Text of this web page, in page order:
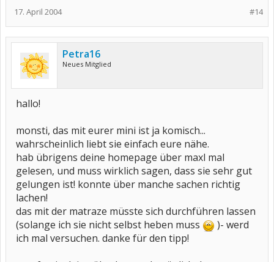
#14
17. April 2004
Petra16
Neues Mitglied
hallo!
monsti, das mit eurer mini ist ja komisch...
wahrscheinlich liebt sie einfach eure nähe.
hab übrigens deine homepage über maxl mal
gelesen, und muss wirklich sagen, dass sie sehr gut
gelungen ist! konnte über manche sachen richtig
lachen!
das mit der matraze müsste sich durchführen lassen
(solange ich sie nicht selbst heben muss
)- werd
ich mal versuchen. danke für den tipp!